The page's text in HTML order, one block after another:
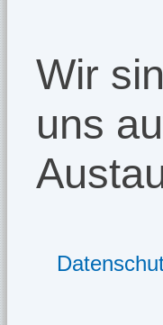
Wir
uns